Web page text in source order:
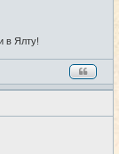
в Ялту!